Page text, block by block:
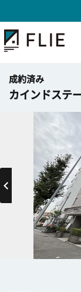
成約済み
カインドステ